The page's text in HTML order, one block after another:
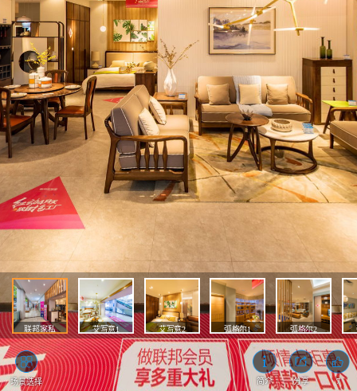
7
分享
简介
联邦家私 艾写意1 艾写意2 弧格尔1 弧格尔2
场景选择